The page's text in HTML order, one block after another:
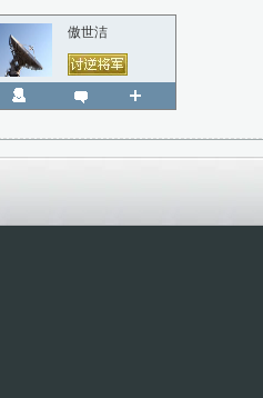
傲世洁